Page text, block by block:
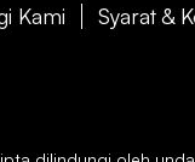
Kami Syarat &